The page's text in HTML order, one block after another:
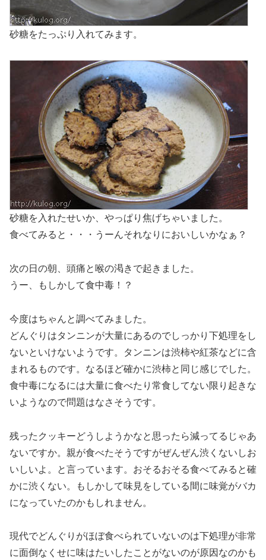
砂糖をたっぷり入れてみます。
砂糖を入れたせいか、やっぱり焦げちゃいました。
食べてみると・・・うーんそれなりにおいしいかなぁ？
次の日の朝、頭痛と喉の渇きで起きました。
うー、もしかして食中毒！？
今度はちゃんと調べてみました。
どんぐりはタンニンが大量にあるのでしっかり下処理をし
ないといけないようです。タンニンは渋柿や紅茶などに含
まれるものです。なるほど確かに渋柿と同じ感じでした。
食中毒になるには大量に食べたり常食してない限り起きな
いようなので問題はなさそうです。
残ったクッキーどうしようかなと思ったら減ってるじゃあ
ないですか。親が食べたそうですがぜんぜん渋くないしお
いしいよ。と言っています。おそるおそる食べてみると確
かに渋くない。もしかして味見をしている間に味覚がバカ
になっていたのかもしれません。
現代でどんぐりがほぼ食べられていないのは下処理が非常
に面倒なくせに味はたいしたことがないのが原因なのかも